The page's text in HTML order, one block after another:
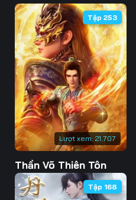
46 47
49 50
52 53
55 56
58 59
61 62
64
67
Lượt xem: 21.707
Tập 253
Thần Võ Thiên Tôn
Tập 168